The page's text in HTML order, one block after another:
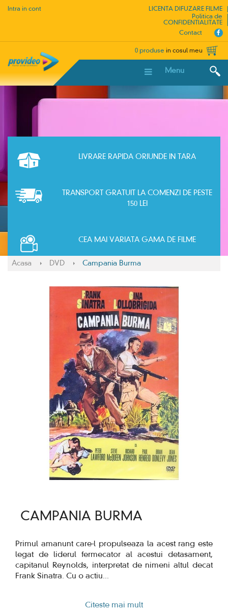
Intra in cont
LICENTA DIFUZARE FILME
Politica de
CONFIDENTIALITATE
Contact
0 produse in cosul meu
Menu
LIVRARE RAPIDA ORIUNDE IN TARA
TRANSPORT GRATUIT LA COMENZI DE PESTE
150 LEI
CEA MAI VARIATA GAMA DE FILME
Acasa DVD Campania Burma
CAMPANIA BURMA
Primul amanunt care-l propulseaza la acest rang este
legat de liderul fermecator al acestui detasament,
capitanul Reynolds, interpretat de nimeni altul decat
Frank Sinatra. Cu o actiu...
Citeste mai mult